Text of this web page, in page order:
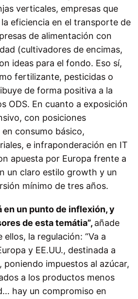
verticales, empresas que
eficiencia en el transporte de
de alimentación con
(cultivadores de encimas,
ideas para el fondo. Eso sí,
fertilizante, pesticidas o
de forma positiva a la
ODS. En cuanto a exposición
con posiciones
consumo básico,
e infraponderación en IT
apuesta por Europa frente a
un claro estilo growth y un
mínimo de tres años.
en un punto de inflexión, y
de esta temátia”, añade
la regulación: “Va a
y EE.UU., destinada a
poniendo impuestos al azúcar,
a los productos menos
hay un compromiso en